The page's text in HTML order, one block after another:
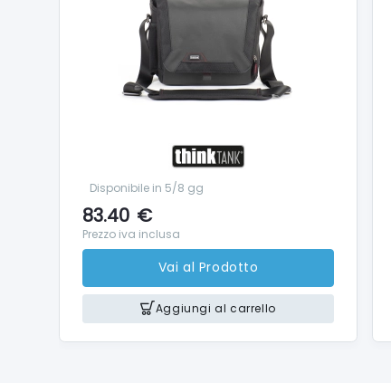
Disponibile in 5/8 gg
83.40 €
Prezzo iva inclusa
Vai al Prodotto
Aggiungi al carrello